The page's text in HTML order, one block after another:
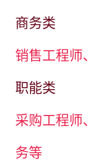
商务类
销售工程师
职能类
采购工程
务等